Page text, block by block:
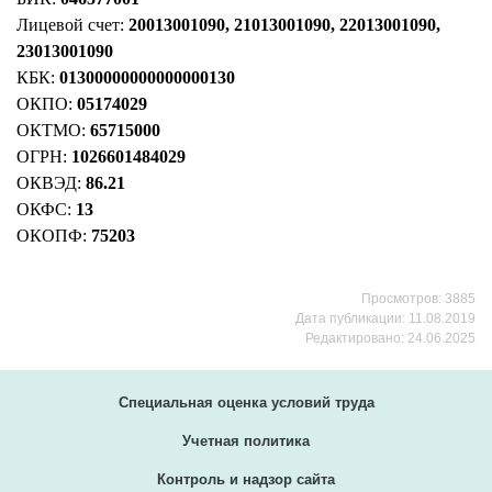
Лицевой счет: 20013001090, 21013001090, 22013001090,
23013001090
КБК: 01300000000000000130
ОКПО: 05174029
ОКТМО: 65715000
ОГРН: 1026601484029
ОКВЭД: 86.21
ОКФС: 13
ОКОПФ: 75203
Просмотров: 3885
Дата публикации: 11.08.2019
Редактировано: 24.06.2025
Специальная оценка условий труда
Учетная политика
Контроль и надзор сайта